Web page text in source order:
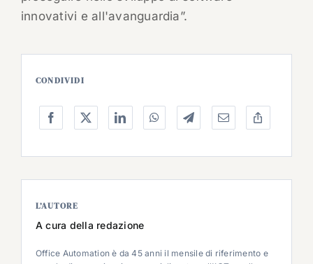
innovativi e all'avanguardia”.
CONDIVIDI
L’AUTORE
A cura della redazione
Office Automation è da 45 anni il mensile di riferimento e